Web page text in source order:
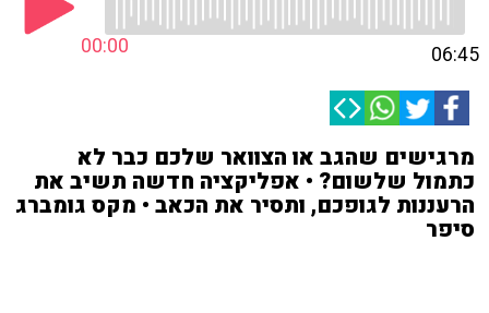
00:00 06:45
מרגישים שהגב או הצוואר שלכם כבר לא
כתמול שלשום? • אפליקציה חדשה תשיב את
הרעננות לגופכם, ותסיר את הכאב • מקס גומברג
סיפר